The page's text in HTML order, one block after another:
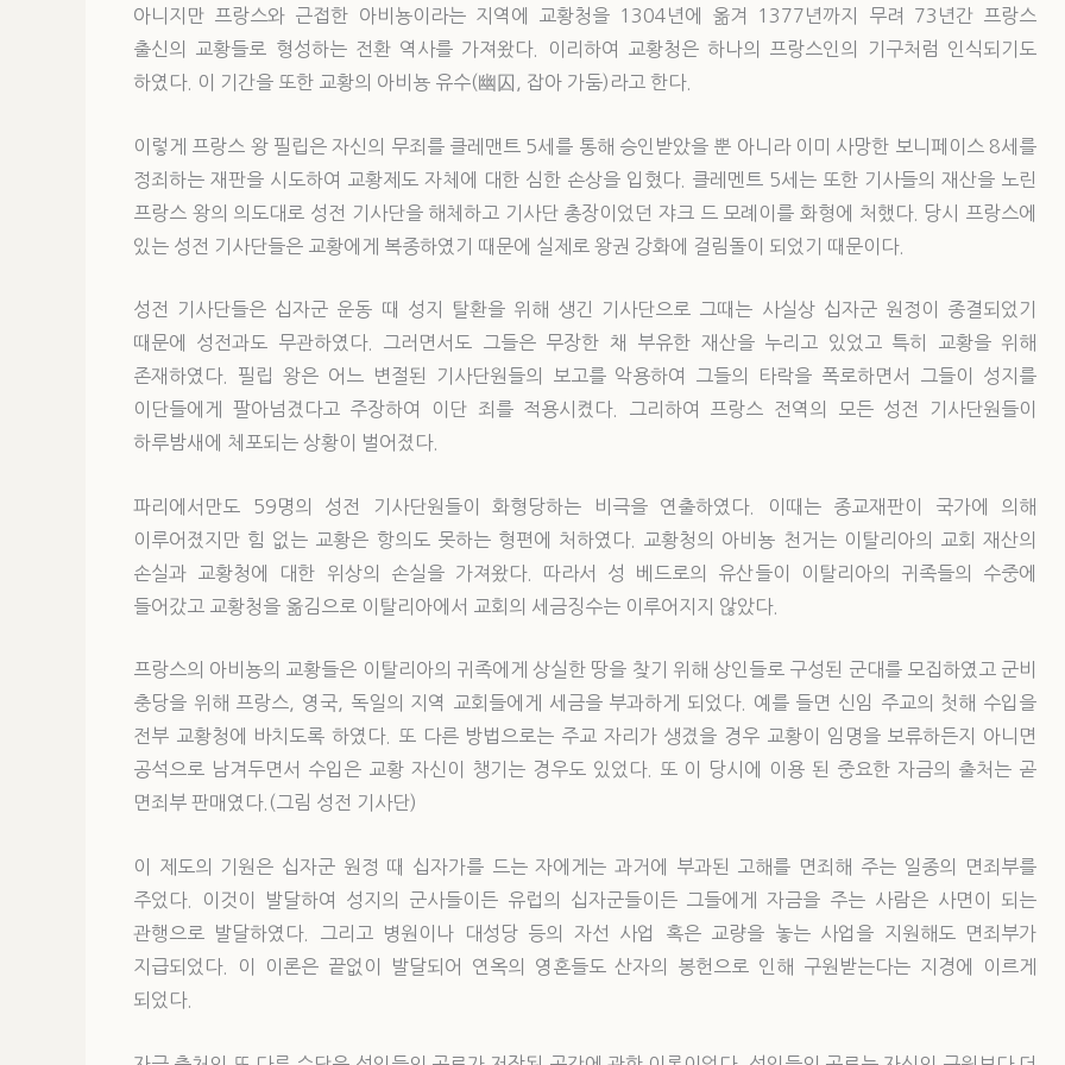
아니지만 프랑스와 근접한 아비뇽이라는 지역에 교황청을 1304년에 옮겨 1377년까지 무려 73년간 프랑스
출신의 교황들로 형성하는 전환 역사를 가져왔다. 이리하여 교황청은 하나의 프랑스인의 기구처럼 인식되기도
하였다. 이 기간을 또한 교황의 아비뇽 유수(幽囚, 잡아 가둠)라고 한다.
이렇게 프랑스 왕 필립은 자신의 무죄를 클레맨트 5세를 통해 승인받았을 뿐 아니라 이미 사망한 보니페이스 8세를
정죄하는 재판을 시도하여 교황제도 자체에 대한 심한 손상을 입혔다. 클레멘트 5세는 또한 기사들의 재산을 노린
프랑스 왕의 의도대로 성전 기사단을 해체하고 기사단 총장이었던 쟈크 드 모례이를 화형에 처했다. 당시 프랑스에
있는 성전 기사단들은 교황에게 복종하였기 때문에 실제로 왕권 강화에 걸림돌이 되었기 때문이다.
성전 기사단들은 십자군 운동 때 성지 탈환을 위해 생긴 기사단으로 그때는 사실상 십자군 원정이 종결되었기
때문에 성전과도 무관하였다. 그러면서도 그들은 무장한 채 부유한 재산을 누리고 있었고 특히 교황을 위해
존재하였다. 필립 왕은 어느 변절된 기사단원들의 보고를 악용하여 그들의 타락을 폭로하면서 그들이 성지를
이단들에게 팔아넘겼다고 주장하여 이단 죄를 적용시켰다. 그리하여 프랑스 전역의 모든 성전 기사단원들이
하루밤새에 체포되는 상황이 벌어졌다.
파리에서만도 59명의 성전 기사단원들이 화형당하는 비극을 연출하였다. 이때는 종교재판이 국가에 의해
이루어졌지만 힘 없는 교황은 항의도 못하는 형편에 처하였다. 교황청의 아비뇽 천거는 이탈리아의 교회 재산의
손실과 교황청에 대한 위상의 손실을 가져왔다. 따라서 성 베드로의 유산들이 이탈리아의 귀족들의 수중에
들어갔고 교황청을 옮김으로 이탈리아에서 교회의 세금징수는 이루어지지 않았다.
프랑스의 아비뇽의 교황들은 이탈리아의 귀족에게 상실한 땅을 찾기 위해 상인들로 구성된 군대를 모집하였고 군비
충당을 위해 프랑스, 영국, 독일의 지역 교회들에게 세금을 부과하게 되었다. 예를 들면 신임 주교의 첫해 수입을
전부 교황청에 바치도록 하였다. 또 다른 방법으로는 주교 자리가 생겼을 경우 교황이 임명을 보류하든지 아니면
공석으로 남겨두면서 수입은 교황 자신이 챙기는 경우도 있었다. 또 이 당시에 이용 된 중요한 자금의 출처는 곧
면죄부 판매였다.(그림 성전 기사단)
이 제도의 기원은 십자군 원정 때 십자가를 드는 자에게는 과거에 부과된 고해를 면죄해 주는 일종의 면죄부를
주었다. 이것이 발달하여 성지의 군사들이든 유럽의 십자군들이든 그들에게 자금을 주는 사람은 사면이 되는
관행으로 발달하였다. 그리고 병원이나 대성당 등의 자선 사업 혹은 교량을 놓는 사업을 지원해도 면죄부가
지급되었다. 이 이론은 끝없이 발달되어 연옥의 영혼들도 산자의 봉헌으로 인해 구원받는다는 지경에 이르게
되었다.